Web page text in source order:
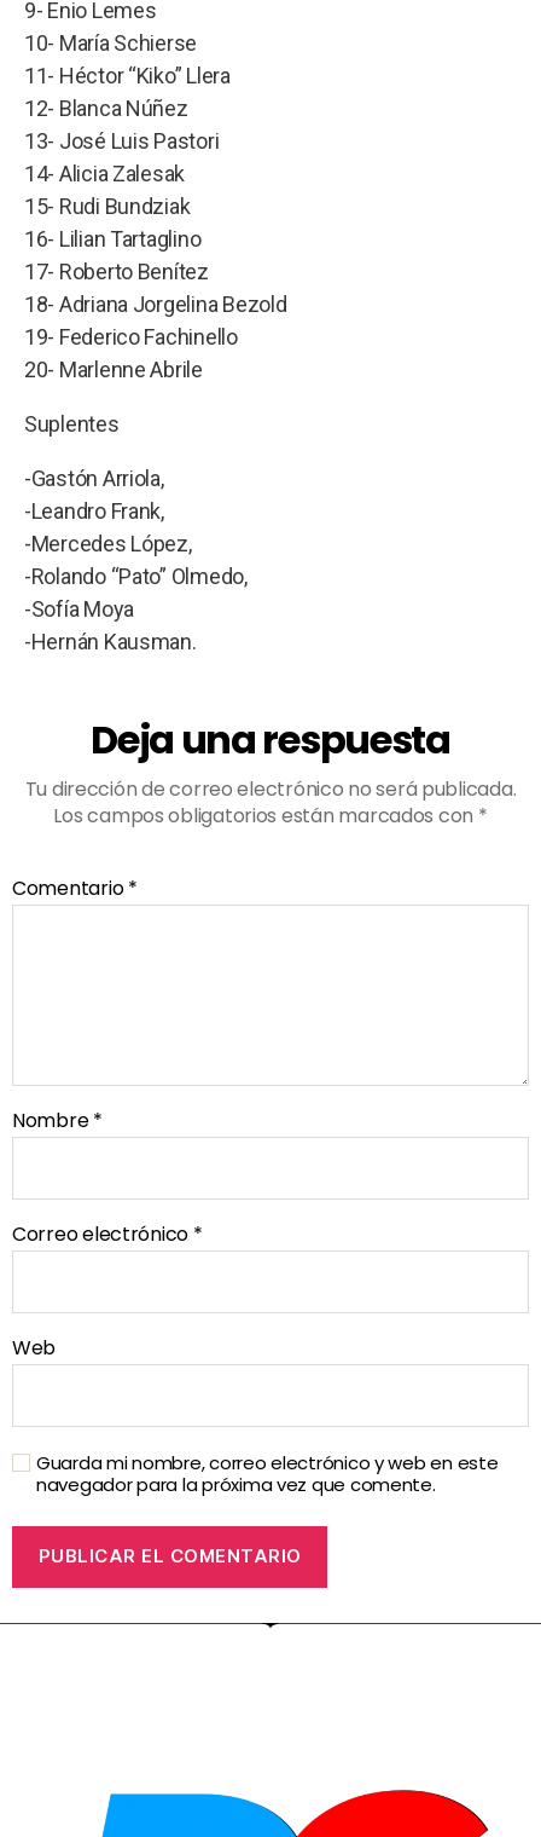
9- Enio Lemes
10- María Schierse
11- Héctor “Kiko” Llera
12- Blanca Núñez
13- José Luis Pastori
14- Alicia Zalesak
15- Rudi Bundziak
16- Lilian Tartaglino
17- Roberto Benítez
18- Adriana Jorgelina Bezold
19- Federico Fachinello
20- Marlenne Abrile
Suplentes
-Gastón Arriola,
-Leandro Frank,
-Mercedes López,
-Rolando “Pato” Olmedo,
-Sofía Moya
-Hernán Kausman.
Deja una respuesta
Tu dirección de correo electrónico no será publicada.
Los campos obligatorios están marcados con *
Comentario*
Nombre*
Correo electrónico *
Web
Guarda mi nombre, correo electrónico y web en este
navegador para la próxima vez que comente.